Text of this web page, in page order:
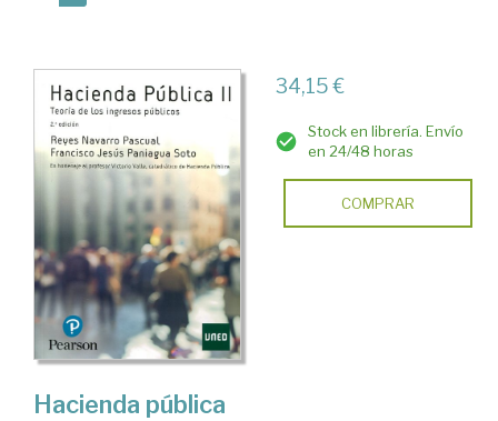
34,15 €
Stock en librería. Envío
en 24/48 horas
COMPRAR
Hacienda pública